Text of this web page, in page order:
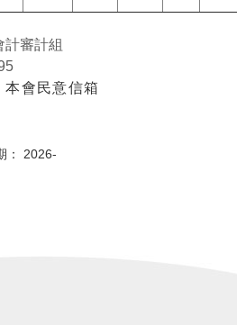
審計組
本會民意信箱
2026-